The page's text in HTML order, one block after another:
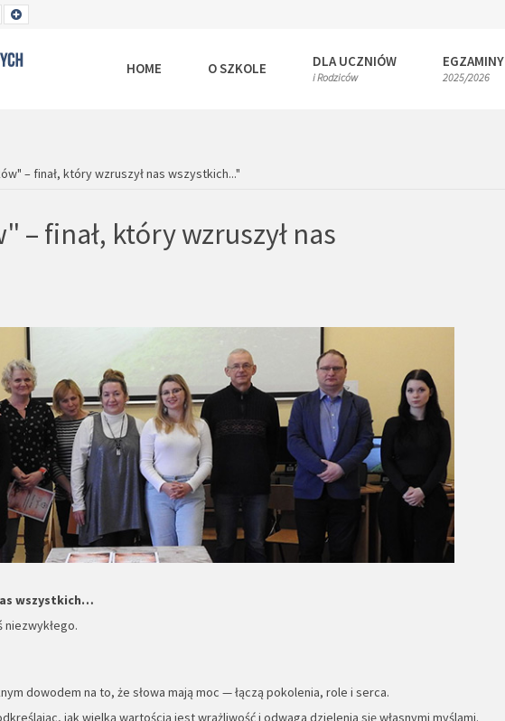
SET SET
LARGER
HOME O SZKOLE DLA UCZNIÓW
i Rodziców
EGZAMINY
2025/2026
– finał, który wzruszył nas wszystkich..."
– finał, który wzruszył nas
wszystkich…
niezwykłego.
dowodem na to, że słowa mają moc — łączą pokolenia, role i serca.
jak wielką wartością jest wrażliwość i odwaga dzielenia się własnymi myślami.